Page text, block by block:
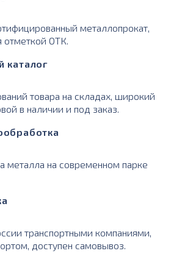
металлопрокат,
отметкой ОТК.
каталог
товара на складах, широкий
в наличии и под заказ.
металла на современном парке
транспортными компаниями,
доступен самовывоз.